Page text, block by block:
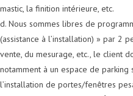
mastic, la finition intérieure, etc.
d. Nous sommes libres de
(assistance à l’installation) » par 2
vente, du mesurage, etc., le client
notamment à un espace de
l’installation de portes/fenêtres